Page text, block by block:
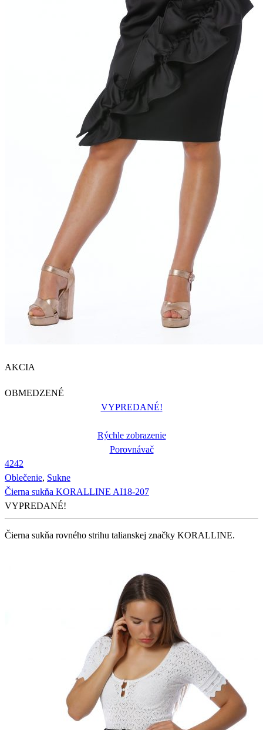
AKCIA
OBMEDZENÉ
VYPREDANÉ!
Rýchle zobrazenie
Porovnávač
4242
Oblečenie, Sukne
Čierna sukňa KORALLINE AI18-207
VYPREDANÉ!
Čierna sukňa rovného strihu talianskej značky KORALLINE.